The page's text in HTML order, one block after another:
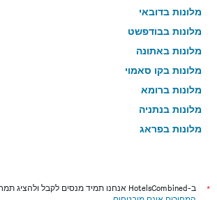
מלונות בדובאי
מלונות בבודפשט
מלונות באתונה
מלונות בקו סאמוי
מלונות ברומא
מלונות בנתניה
מלונות בפראג
מלונות בניו יורק
*
ב-HotelsCombined אנחנו תמיד מנסים לקבל ולהציג תמחור מדויק, עם זאת,